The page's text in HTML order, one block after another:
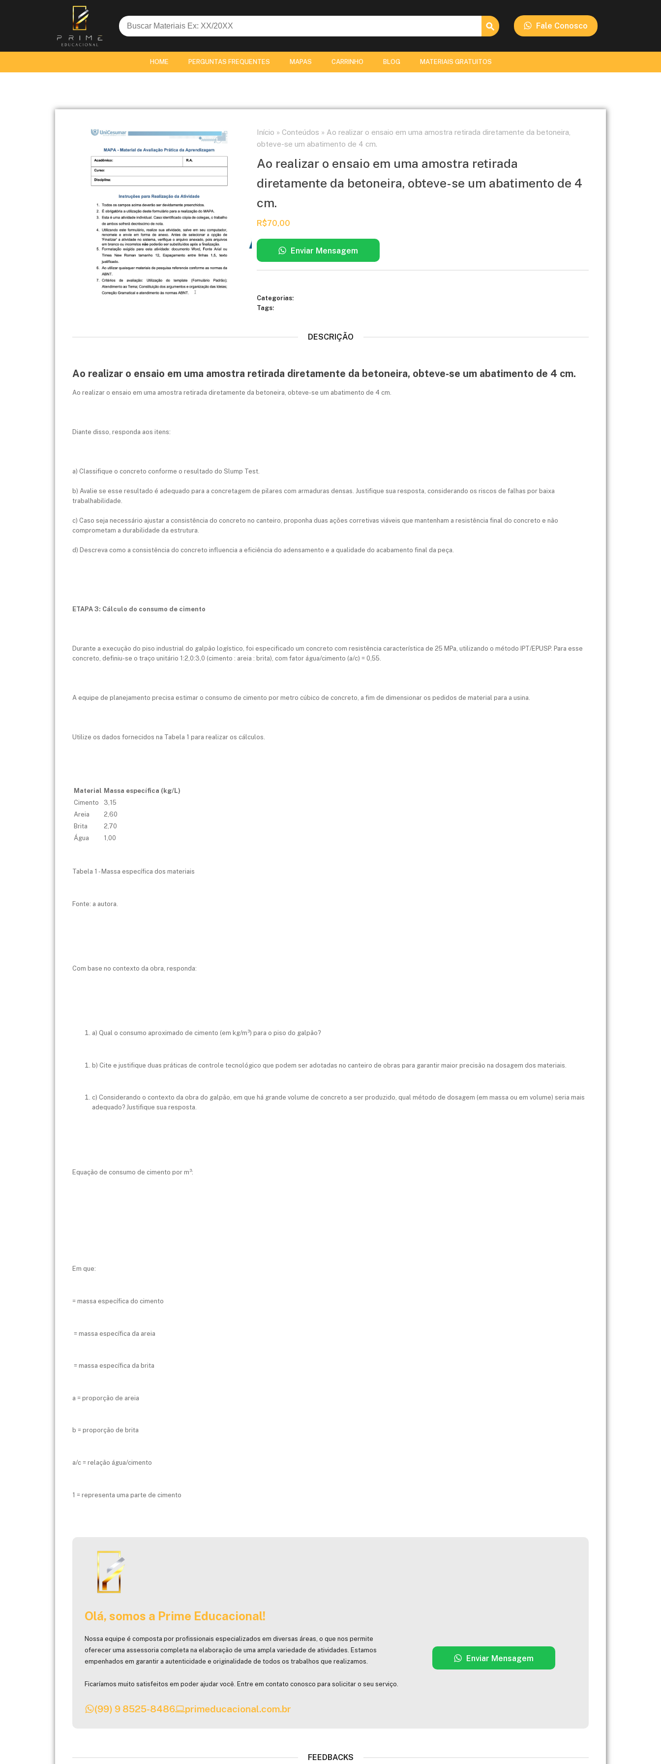
Search
for:
Search Button
Fale Conosco
HOME PERGUNTAS FREQUENTES MAPAS CARRINHO BLOG MATERIAIS GRATUITOS
Início » Conteúdos » Ao realizar o ensaio em uma amostra retirada diretamente da betoneira,
obteve-se um abatimento de 4 cm.
Ao realizar o ensaio em uma amostra retirada
diretamente da betoneira, obteve-se um abatimento de 4
cm.
R$70,00
Enviar Mensagem
Categorias:
Tags:
DESCRIÇÃO
Ao realizar o ensaio em uma amostra retirada diretamente da betoneira, obteve-se um abatimento de 4 cm.
Ao realizar o ensaio em uma amostra retirada diretamente da betoneira, obteve-se um abatimento de 4 cm.
Diante disso, responda aos itens:
a) Classifique o concreto conforme o resultado do Slump Test.
b) Avalie se esse resultado é adequado para a concretagem de pilares com armaduras densas. Justifique sua resposta, considerando os riscos de falhas por baixa
trabalhabilidade.
c) Caso seja necessário ajustar a consistência do concreto no canteiro, proponha duas ações corretivas viáveis que mantenham a resistência final do concreto e não
comprometam a durabilidade da estrutura.
d) Descreva como a consistência do concreto influencia a eficiência do adensamento e a qualidade do acabamento final da peça.
ETAPA 3: Cálculo do consumo de cimento
Durante a execução do piso industrial do galpão logístico, foi especificado um concreto com resistência característica de 25 MPa, utilizando o método IPT/EPUSP. Para esse
concreto, definiu-se o traço unitário 1:2,0:3,0 (cimento : areia : brita), com fator água/cimento (a/c) = 0,55.
A equipe de planejamento precisa estimar o consumo de cimento por metro cúbico de concreto, a fim de dimensionar os pedidos de material para a usina.
Utilize os dados fornecidos na Tabela 1 para realizar os cálculos.
Material Massa específica (kg/L)
Cimento
3,15
Areia
2,60
Brita
2,70
Água
1,00
Tabela 1 - Massa específica dos materiais
Fonte: a autora.
Com base no contexto da obra, responda:
a) Qual o consumo aproximado de cimento (em kg/m³) para o piso do galpão?
b) Cite e justifique duas práticas de controle tecnológico que podem ser adotadas no canteiro de obras para garantir maior precisão na dosagem dos materiais.
c) Considerando o contexto da obra do galpão, em que há grande volume de concreto a ser produzido, qual método de dosagem (em massa ou em volume) seria mais
adequado? Justifique sua resposta.
Equação de consumo de cimento por m³:
Em que:
= massa específica do cimento
​ = massa específica da areia
​ = massa específica da brita
a = proporção de areia
b = proporção de brita
a/c = relação água/cimento
1 = representa uma parte de cimento
Olá, somos a Prime Educacional!
Nossa equipe é composta por profissionais especializados em diversas áreas, o que nos permite
oferecer uma assessoria completa na elaboração de uma ampla variedade de atividades. Estamos
empenhados em garantir a autenticidade e originalidade de todos os trabalhos que realizamos.
Ficaríamos muito satisfeitos em poder ajudar você. Entre em contato conosco para solicitar o seu serviço.
(99) 9 8525-8486 primeducacional.com.br
Enviar Mensagem
FEEDBACKS